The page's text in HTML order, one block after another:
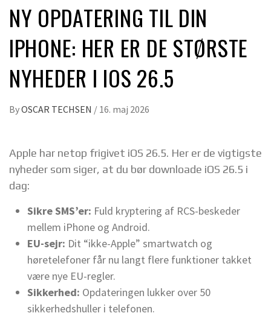
NY OPDATERING TIL DIN
IPHONE: HER ER DE STØRSTE
NYHEDER I IOS 26.5
ByOSCAR TECHSEN / 16. maj 2026
Apple har netop frigivet iOS 26.5. Her er de vigtigste
nyheder som siger, at du bør downloade iOS 26.5 i
dag:
Sikre SMS’er: Fuld kryptering af RCS-beskeder
mellem iPhone og Android.
EU-sejr: Dit “ikke-Apple” smartwatch og
høretelefoner får nu langt flere funktioner takket
være nye EU-regler.
Sikkerhed: Opdateringen lukker over 50
sikkerhedshuller i telefonen.